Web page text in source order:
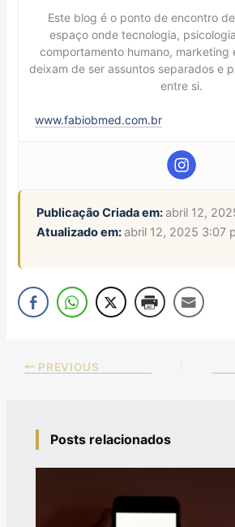
Este blog é o ponto de encontro
espaço onde tecnologia,
comportamento humano, marketing
deixam de ser assuntos separados e
entre si.
www.fabiobmed.com.br
Publicação Criada em:abril 12,
Atualizado em:abril 12, 2025 3:07
PREVIOUS
Posts relacionados